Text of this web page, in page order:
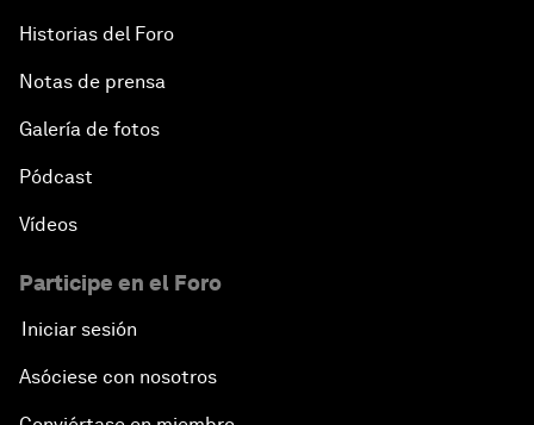
Historias del Foro
Notas de prensa
Galería de fotos
Pódcast
Vídeos
Participe en el Foro
Iniciar sesión
Asóciese con nosotros